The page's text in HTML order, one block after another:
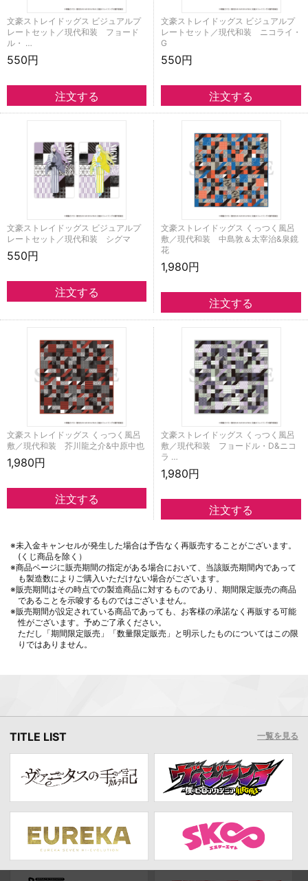
文豪ストレイドッグス ビジュアルプ
レートセット／現代和装 フョード
ル・ …
550円
文豪ストレイドッグス ビジュアルプ
レートセット／現代和装 ニコライ・
G
550円
文豪ストレイドッグス ビジュアルプ
レートセット／現代和装 シグマ
550円
文豪ストレイドッグス くっつく風呂
敷／現代和装 中島敦＆太宰治&泉鏡
花
1,980円
文豪ストレイドッグス くっつく風呂
敷／現代和装 芥川龍之介&中原中也
1,980円
文豪ストレイドッグス くっつく風呂
敷／現代和装 フョードル・D&ニコ
ラ …
1,980円
※未入金キャンセルが発生した場合は予告なく再販売することがございます。
(くじ商品を除く）
※商品ページに販売期間の指定がある場合において、当該販売期間内であって
も製造数によりご購入いただけない場合がございます。
※販売期間はその時点での製造商品に対するものであり、期間限定販売の商品
であることを示唆するものではございません。
※販売期間が設定されている商品であっても、お客様の承諾なく再販する可能
性がございます。予めご了承ください。
ただし「期間限定販売」「数量限定販売」と明示したものについてはこの限
りではありません。
TITLE LIST 一覧を見る